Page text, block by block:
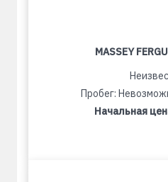
MASSEY
Пробег:
Начальная